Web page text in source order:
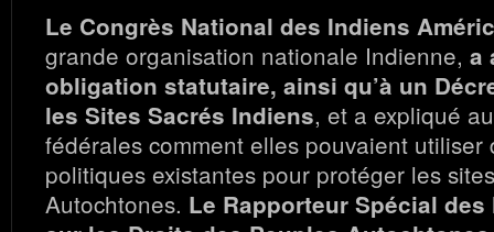
Le Congrès National des Indiens
grande organisation nationale Indienne, a
obligation statutaire, ainsi qu’à un
les Sites Sacrés Indiens, et a expliqué
fédérales comment elles pouvaient utiliser
politiques existantes pour protéger les
Autochtones. Le Rapporteur Spécial